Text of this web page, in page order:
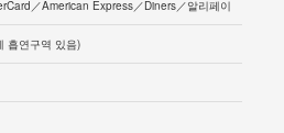
／American Express／Diners／알리페이
흡연구역 있음)